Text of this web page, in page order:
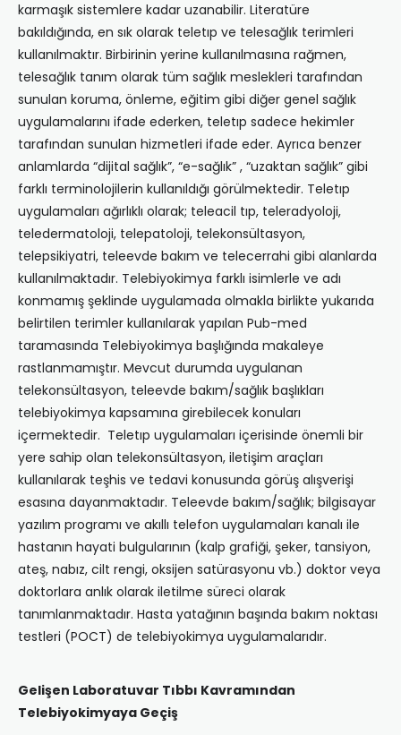
karmaşık sistemlere kadar uzanabilir. Literatüre
bakıldığında, en sık olarak teletıp ve telesağlık terimleri
kullanılmaktır. Birbirinin yerine kullanılmasına rağmen,
telesağlık tanım olarak tüm sağlık meslekleri tarafından
sunulan koruma, önleme, eğitim gibi diğer genel sağlık
uygulamalarını ifade ederken, teletıp sadece hekimler
tarafından sunulan hizmetleri ifade eder. Ayrıca benzer
anlamlarda “dijital sağlık”, “e-sağlık” , “uzaktan sağlık” gibi
farklı terminolojilerin kullanıldığı görülmektedir. Teletıp
uygulamaları ağırlıklı olarak; teleacil tıp, teleradyoloji,
teledermatoloji, telepatoloji, telekonsültasyon,
telepsikiyatri, teleevde bakım ve telecerrahi gibi alanlarda
kullanılmaktadır. Telebiyokimya farklı isimlerle ve adı
konmamış şeklinde uygulamada olmakla birlikte yukarıda
belirtilen terimler kullanılarak yapılan Pub-med
taramasında Telebiyokimya başlığında makaleye
rastlanmamıştır. Mevcut durumda uygulanan
telekonsültasyon, teleevde bakım/sağlık başlıkları
telebiyokimya kapsamına girebilecek konuları
içermektedir. Teletıp uygulamaları içerisinde önemli bir
yere sahip olan telekonsültasyon, iletişim araçları
kullanılarak teşhis ve tedavi konusunda görüş alışverişi
esasına dayanmaktadır. Teleevde bakım/sağlık; bilgisayar
yazılım programı ve akıllı telefon uygulamaları kanalı ile
hastanın hayati bulgularının (kalp grafiği, şeker, tansiyon,
ateş, nabız, cilt rengi, oksijen satürasyonu vb.) doktor veya
doktorlara anlık olarak iletilme süreci olarak
tanımlanmaktadır. Hasta yatağının başında bakım noktası
testleri (POCT) de telebiyokimya uygulamalarıdır.
Gelişen Laboratuvar Tıbbı Kavramından
Telebiyokimyaya Geçiş